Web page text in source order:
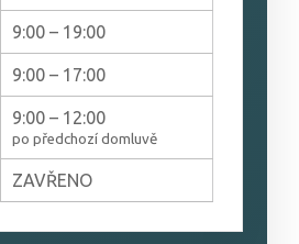
9:00 – 19:00
9:00 – 17:00
9:00 – 12:00
po předchozí domluvě
ZAVŘENO